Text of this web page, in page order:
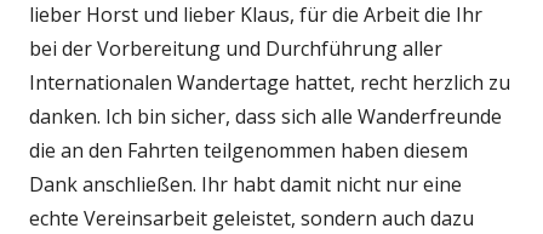
lieber Horst und lieber Klaus, für die Arbeit die Ihr
bei der Vorbereitung und Durchführung aller
Internationalen Wandertage hattet, recht herzlich zu
danken. Ich bin sicher, dass sich alle Wanderfreunde
die an den Fahrten teilgenommen haben diesem
Dank anschließen. Ihr habt damit nicht nur eine
echte Vereinsarbeit geleistet, sondern auch dazu